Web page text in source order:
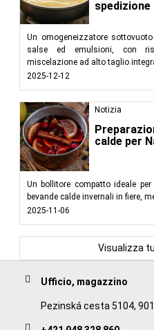
spedizione
Un omogeneizzatore
salse ed emulsioni, con
miscelazione ad alto taglio
2025-12-12
Notizia
calde per
Un bollitore compatto ideale
bevande calde invernali in fiere,
2025-11-06
Visualizza
Ufficio, magazzino
Pezinská cesta 5104,